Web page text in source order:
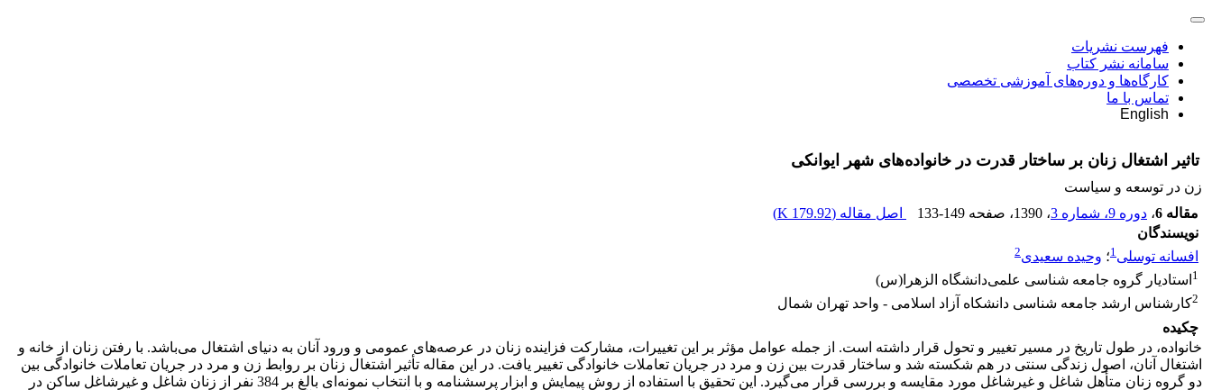
فهرست نشریات
سامانه نشر کتاب
کارگاه‌ها و دوره‌های آموزشی تخصصی
تماس با ما
English
تاثیر اشتغال زنان بر ساختار قدرت در خانواده‌های شهر ایوانکی
زن در توسعه و سیاست
مقاله 6
، دوره 9، شماره 3 ، 1390 ، صفحه 133-149 اصل مقاله (179.92 K
)
نویسندگان
افسانه توسلی1؛ وحیده سعیدی2
1 استادیار گروه جامعه شناسی علمی‌دانشگاه الزهرا(س)
2کارشناس ارشد جامعه شناسی دانشکاه آزاد اسلامی - واحد تهران شمال
چکیده
خانواده، در طول تاریخ در مسیر تغییر و تحول قرار داشته است. از جمله عوامل مؤثر بر این تغییرات، مشارکت فزاینده زنان در عرصه‌های عمومی و ورود آنان به دنیای اشتغال می‌باشد. با رفتن زنان از خانه و
اشتغال آنان، اصول زندگی سنتی در هم شکسته شد و ساختار قدرت بین زن و مرد در جریان تعاملات خانوادگی تغییر یافت. در این مقاله تأثیر اشتغال زنان بر روابط زن و مرد در جریان تعاملات خانوادگی بین
دو گروه زنان متأهل شاغل و غیرشاغل مورد مقایسه و بررسی قرار می‌گیرد. این تحقیق با استفاده از روش پیمایش و ابزار پرسشنامه و با انتخاب نمونه‌ای بالغ بر 384 نفر از زنان شاغل و غیرشاغل ساکن در